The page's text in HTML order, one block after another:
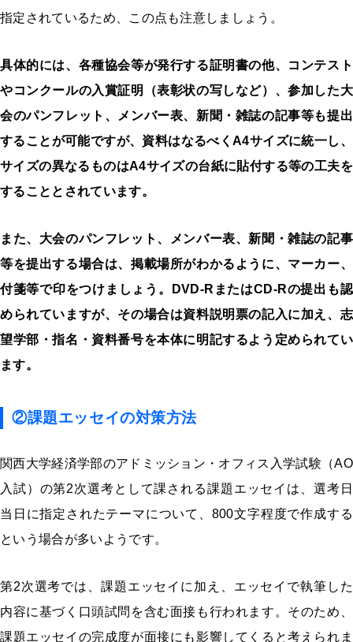
指定されているため、この点も注意しましょう。
具体的には、各種協会等が発行する証明書の他、コンテスト
やコンクールの入賞証明（表彰状の写しなど）、参加した大
会のパンフレット、メンバー表、新聞・雑誌の記事等も提出
することが可能ですが、資料はなるべくA4サイズに統一し、
サイズの異なるものはA4サイズの台紙に貼付する等の工夫を
することとされています。
また、大会のパンフレット、メンバー表、新聞・雑誌の記事
等を提出する場合は、掲載場所がわかるように、マーカー、
付箋等で印をつけましょう。DVD-RまたはCD-Rの提出も認
められていますが、その場合は資料説明票の記入に加え、志
望学部・指名・資料番号を本体に明記するよう定められてい
ます。
②課題エッセイの対策方法
関西大学経済学部のアドミッション・オフィス入学試験（AO
入試）の第2次選考として課される課題エッセイは、選考日
当日に指定されたテーマについて、800文字程度で作成する
という場合が多いようです。
第2次選考では、課題エッセイに加え、エッセイで執筆した
内容に基づく口頭試問を含む面接も行われます。そのため、
課題エッセイの完成度が面接にも影響してくると考えられま